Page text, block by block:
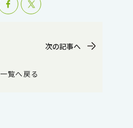
次の記事へ
一覧へ戻る